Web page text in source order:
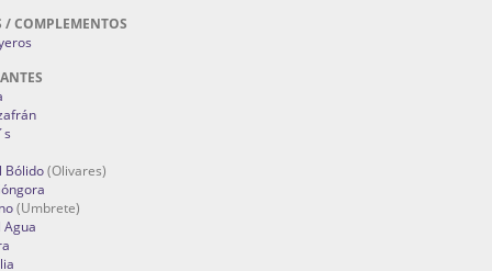
/ COMPLEMENTOS
Bólido(Olivares)
(Umbrete)